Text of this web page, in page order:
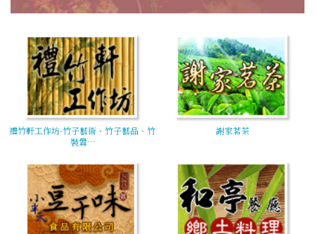
禮竹軒工作坊-竹子藝術、竹子藝品、竹
裝置…
謝家茗茶